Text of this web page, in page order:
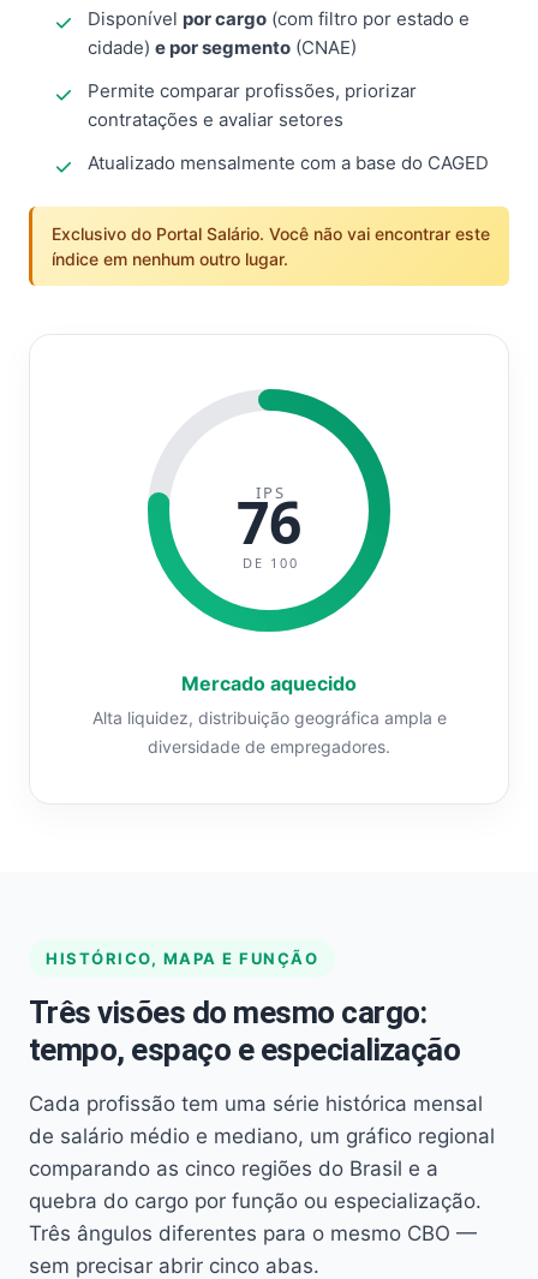
Disponível por cargo (com filtro por estado e
cidade) e por segmento (CNAE)
Permite comparar profissões, priorizar
contratações e avaliar setores
Atualizado mensalmente com a base do CAGED
Exclusivo do Portal Salário. Você não vai encontrar este
índice em nenhum outro lugar.
IPS
76
DE 100
Mercado aquecido
Alta liquidez, distribuição geográfica ampla e
diversidade de empregadores.
HISTÓRICO, MAPA E FUNÇÃO
Três visões do mesmo cargo:
tempo, espaço e especialização
Cada profissão tem uma série histórica mensal
de salário médio e mediano, um gráfico regional
comparando as cinco regiões do Brasil e a
quebra do cargo por função ou especialização.
Três ângulos diferentes para o mesmo CBO —
sem precisar abrir cinco abas.